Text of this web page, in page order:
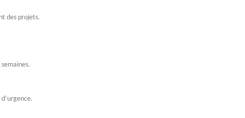
des projets.